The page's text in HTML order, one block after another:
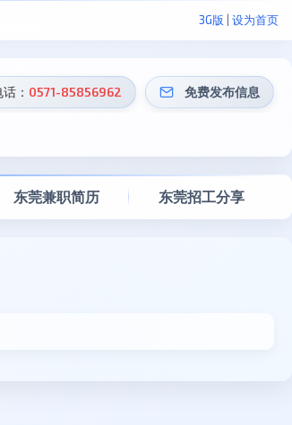
3G版 设为首页
： 0571-85856962 免费发布信息
东莞兼职简历 东莞招工分享